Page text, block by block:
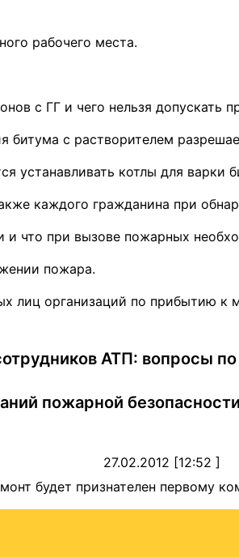
рабочего места.
с ГГ и чего нельзя допускать
с растворителем
устанавливать котлы для варки
каждого гражданина при
что при вызове пожарных
пожара.
лиц организаций по прибытию к
АТП: вопросы
пожарной
27.02.2012 [12:52 ]
будет признателен первому